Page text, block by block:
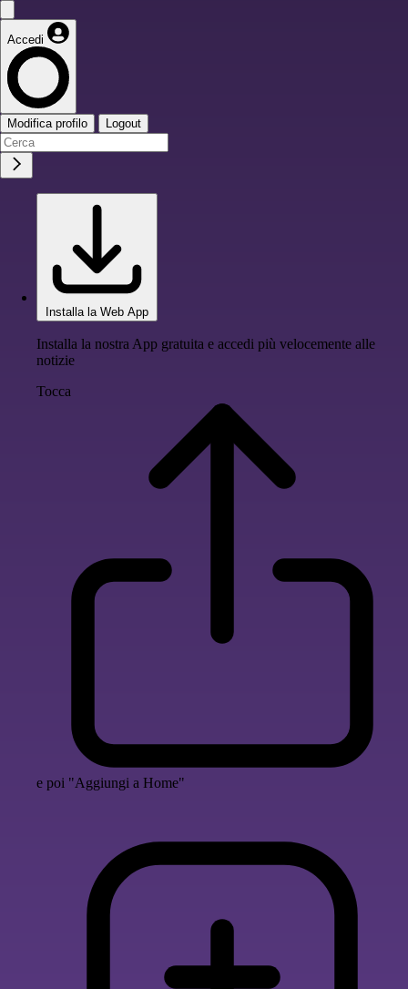
Accedi
Modifica profilo Logout
Installa la Web App
Installa la nostra App gratuita e accedi più velocemente alle
notizie
Tocca
e poi "Aggiungi a Home"